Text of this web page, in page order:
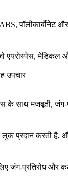
पॉलीकार्बोनेट
एयरोस्पेस, मेडिकल
उपचार
साथ मजबूती, जंग-
लुक प्रदान करती है,
जंग-प्रतिरोध और